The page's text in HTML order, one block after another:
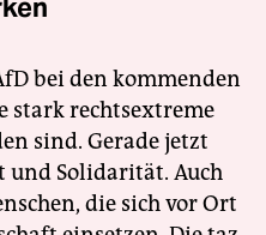
bei den kommenden
stark rechtsextreme
sind. Gerade jetzt
und Solidarität. Auch
die sich vor Ort